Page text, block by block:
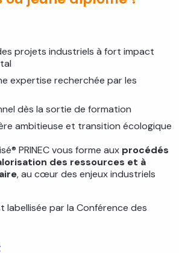
projets industriels à fort impact
expertise recherchée par les
dès la sortie de formation
ambitieuse et transition écologique
PRINEC vous forme aux procédés
des ressources et à
, au cœur des enjeux industriels
par la Conférence des